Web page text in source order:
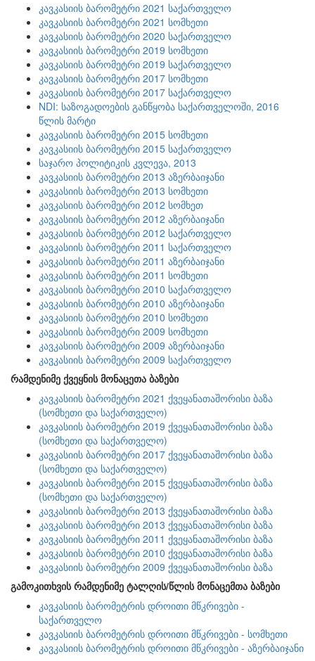
კავკასიის ბარომეტრი 2021 საქართველო
კავკასიის ბარომეტრი 2021 სომხეთი
კავკასიის ბარომეტრი 2020 საქართველო
კავკასიის ბარომეტრი 2019 სომხეთი
კავკასიის ბარომეტრი 2019 საქართველო
კავკასიის ბარომეტრი 2017 სომხეთი
კავკასიის ბარომეტრი 2017 საქართველო
NDI: საზოგადოების განწყობა საქართველოში, 2016
წლის მარტი
კავკასიის ბარომეტრი 2015 სომხეთი
კავკასიის ბარომეტრი 2015 საქართველო
საჯარო პოლიტიკის კვლევა, 2013
კავკასიის ბარომეტრი 2013 აზერბაიჯანი
კავკასიის ბარომეტრი 2013 სომხეთი
კავკასიის ბარომეტრი 2012 სომხეთ
კავკასიის ბარომეტრი 2012 აზერბაიჯანი
კავკასიის ბარომეტრი 2012 საქართველო
კავკასიის ბარომეტრი 2011 საქართველო
კავკასიის ბარომეტრი 2011 აზერბაიჯანი
კავკასიის ბარომეტრი 2011 სომხეთი
კავკასიის ბარომეტრი 2010 საქართველო
კავკასიის ბარომეტრი 2010 აზერბაიჯანი
კავკასიის ბარომეტრი 2010 სომხეთი
კავკასიის ბარომეტრი 2009 სომხეთი
კავკასიის ბარომეტრი 2009 აზერბაიჯანი
კავკასიის ბარომეტრი 2009 საქართველო
რამდენიმე ქვეყნის მონაცეთა ბაზები
კავკასიის ბარომეტრი 2021 ქვეყანათაშორისი ბაზა
(სომხეთი და საქართველო)
კავკასიის ბარომეტრი 2019 ქვეყანათაშორისი ბაზა
(სომხეთი და საქართველო)
კავკასიის ბარომეტრი 2017 ქვეყანათაშორისი ბაზა
(სომხეთი და საქართველო)
კავკასიის ბარომეტრი 2015 ქვეყანათაშორისი ბაზა
(სომხეთი და საქართველო)
კავკასიის ბარომეტრი 2013 ქვეყანათაშორისი ბაზა
კავკასიის ბარომეტრი 2013 ქვეყანათაშორისი ბაზა
კავკასიის ბარომეტრი 2011 ქვეყანათაშორისი ბაზა
კავკასიის ბარომეტრი 2010 ქვეყანათაშორისი ბაზა
კავკასიის ბარომეტრი 2009 ქვეყანათაშორისი ბაზა
გამოკითხვის რამდენიმე ტალღის/წლის მონაცემთა ბაზები
კავკასიის ბარომეტრის დროითი მწკრივები -
საქართველო
კავკასიის ბარომეტრის დროითი მწკრივები - სომხეთი
კავკასიის ბარომეტრის დროითი მწკრივები - აზერბაიჯანი